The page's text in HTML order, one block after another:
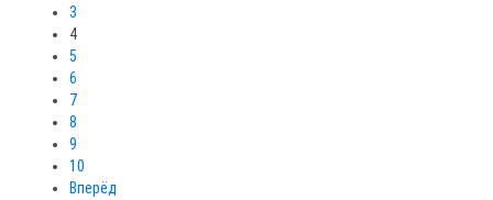
3
4
5
6
7
8
9
10
Вперёд